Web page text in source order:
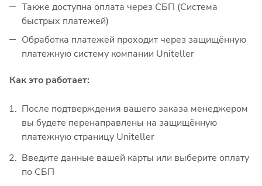
Также доступна оплата через СБП (Система
быстрых платежей)
Обработка платежей проходит через защищённую
платежную систему компании Uniteller
Как это работает:
После подтверждения вашего заказа менеджером
вы будете перенаправлены на защищённую
платежную страницу Uniteller
Введите данные вашей карты или выберите оплату
по СБП